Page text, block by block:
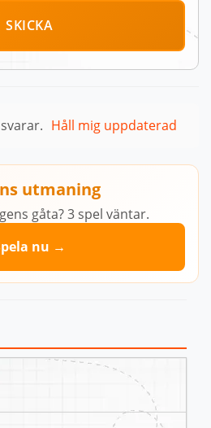
SKICKA
Håll mig uppdaterad
utmaning
gåta? 3 spel väntar.
nu →